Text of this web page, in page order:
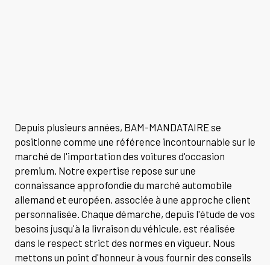
Depuis plusieurs années, BAM-MANDATAIRE se
positionne comme une référence incontournable sur le
marché de l'importation des voitures d'occasion
premium. Notre expertise repose sur une
connaissance approfondie du marché automobile
allemand et européen, associée à une approche client
personnalisée. Chaque démarche, depuis l'étude de vos
besoins jusqu'à la livraison du véhicule, est réalisée
dans le respect strict des normes en vigueur. Nous
mettons un point d'honneur à vous fournir des conseils